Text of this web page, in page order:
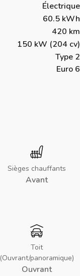
Électrique
60.5 kWh
420 km
150 kW (204 cv)
Type 2
Euro 6
Sièges chauffants
Avant
Toit
(Ouvrant/panoramique)
Ouvrant